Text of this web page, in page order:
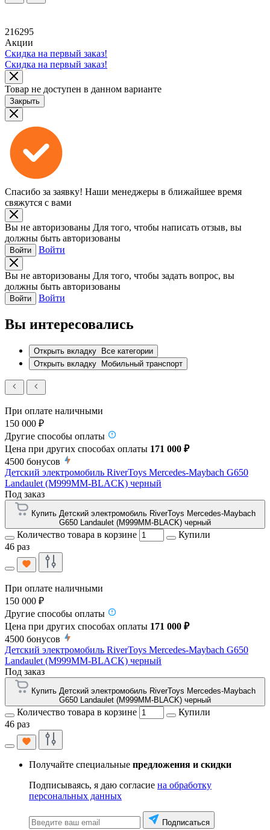
216295
Акции
Скидка на первый заказ!
Скидка на первый заказ!
Товар не доступен в данном варианте
Закрыть
Спасибо за заявку! Наши менеджеры в ближайшее время
свяжутся с вами
Вы не авторизованы Для того, чтобы написать отзыв, вы
должны быть авторизованы
Войти Войти
Вы не авторизованы Для того, чтобы задать вопрос, вы
должны быть авторизованы
Войти Войти
Вы интересовались
Открыть вкладку
Все категории
Открыть вкладку
Мобильный транспорт
При оплате наличными
150 000 ₽
Другие способы оплаты
Цена при других способах оплаты 171 000 ₽
4500 бонусов
Детский электромобиль RiverToys Mercedes-Maybach G650
Landaulet (M999MM-BLACK) черный
Под заказ
Купить Детский электромобиль RiverToys Mercedes-Maybach
G650 Landaulet (M999MM-BLACK) черный
Количество товара в корзине
Купили
46 раз
При оплате наличными
150 000 ₽
Другие способы оплаты
Цена при других способах оплаты 171 000 ₽
4500 бонусов
Детский электромобиль RiverToys Mercedes-Maybach G650
Landaulet (M999MM-BLACK) черный
Под заказ
Купить Детский электромобиль RiverToys Mercedes-Maybach
G650 Landaulet (M999MM-BLACK) черный
Количество товара в корзине
Купили
46 раз
Получайте специальные предложения и скидки
Подписываясь, я даю согласие на обработку
персональных данных
Подписаться